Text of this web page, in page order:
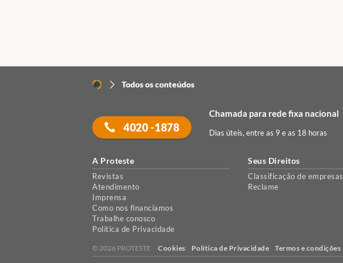
Todos os conteúdos
4020 -1878
Chamada para rede fixa nacional
Dias úteis, entre as 9 e as 18 horas
A Proteste
Revistas
Atendimento
Imprensa
Como nos financiamos
Trabalhe conosco
Política de Privacidade
Seus Direitos
Classificação de empresas
Reclame
© 2026 PROTESTE Cookies Política de Privacidade Termos e condições